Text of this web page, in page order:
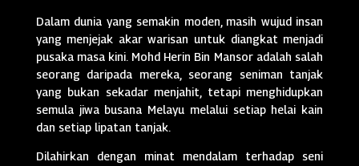
Dalam dunia yang semakin moden, masih wujud insan
yang menjejak akar warisan untuk diangkat menjadi
pusaka masa kini. Mohd Herin Bin Mansor adalah salah
seorang daripada mereka, seorang seniman tanjak
yang bukan sekadar menjahit, tetapi menghidupkan
semula jiwa busana Melayu melalui setiap helai kain
dan setiap lipatan tanjak.
Dilahirkan dengan minat mendalam terhadap seni